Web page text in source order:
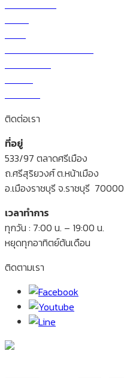
ติดต่อเรา
ที่อยู่
533/97 ตลาดศรีเมือง
ถ.ศรีสุริยวงศ์ ต.หน้าเมือง
อ.เมืองราชบุรี จ.ราชบุรี 70000
เวลาทำการ
ทุกวัน : 7:00 น. – 19:00 น.
หยุดทุกอาทิตย์ต้นเดือน
ติดตามเรา